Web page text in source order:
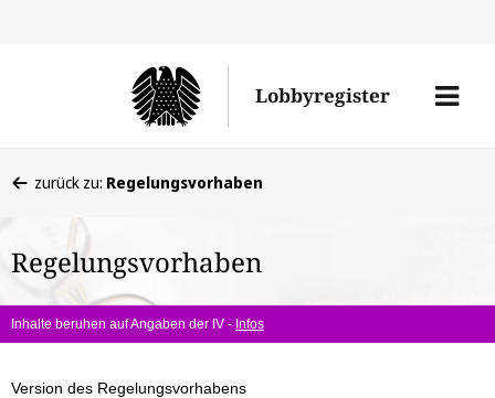
Lobbyregister
Menü
befinden
hier:
zurück zu: Regelungsvorhaben
Regelungsvorhaben
Inhalte beruhen auf Angaben der IV - Infos
Version des Regelungsvorhabens